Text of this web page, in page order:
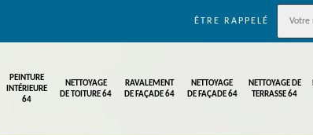
ÊTRE RAPPELÉ
PEINTURE
INTÉRIEURE
64
NETTOYAGE
DE TOITURE 64
RAVALEMENT
DE FAÇADE 64
NETTOYAGE
DE FAÇADE 64
NETTOYAGE DE
TERRASSE 64